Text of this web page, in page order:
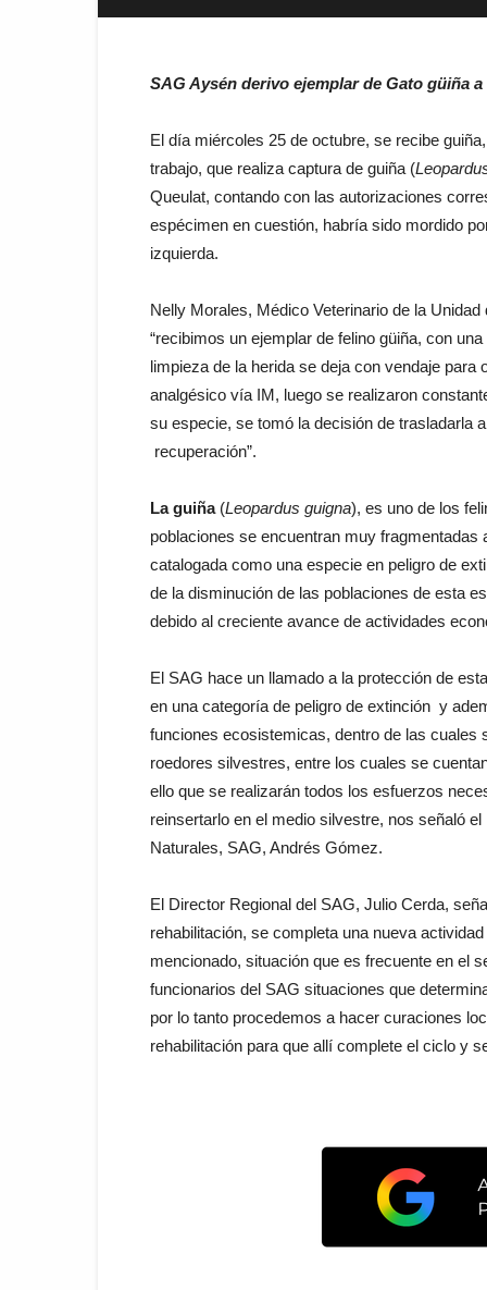
SAG Aysén derivo ejemplar de Gato güiña
El día miércoles 25 de octubre, se recibe
trabajo, que realiza captura de guiña (
Queulat, contando con las autorizaciones
espécimen en cuestión, habría sido mordido
izquierda.
Nelly Morales, Médico Veterinario de la
“recibimos un ejemplar de felino güiña, con
limpieza de la herida se deja con vendaje
analgésico vía IM, luego se realizaron
su especie, se tomó la decisión de trasladarla
recuperación”.
La guiña(Leopardus guigna), es uno de los
poblaciones se encuentran muy
catalogada como una especie en peligro de
de la disminución de las poblaciones de esta
debido al creciente avance de actividades
El SAG hace un llamado a la protección de
en una categoría de peligro de extinción y
funciones ecosistemicas, dentro de las cuales
roedores silvestres, entre los cuales se
ello que se realizarán todos los esfuerzos
reinsertarlo en el medio silvestre, nos señaló
Naturales, SAG, Andrés Gómez.
El Director Regional del SAG, Julio Cerda,
rehabilitación, se completa una nueva
mencionado, situación que es frecuente en el
funcionarios del SAG situaciones que
por lo tanto procedemos a hacer curaciones
rehabilitación para que allí complete el ciclo y